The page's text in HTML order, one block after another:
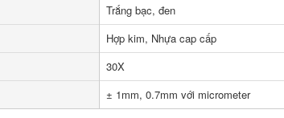
Trắng bạc, đen
Hợp kim, Nhựa cap cấp
30X
± 1mm, 0.7mm với micrometer